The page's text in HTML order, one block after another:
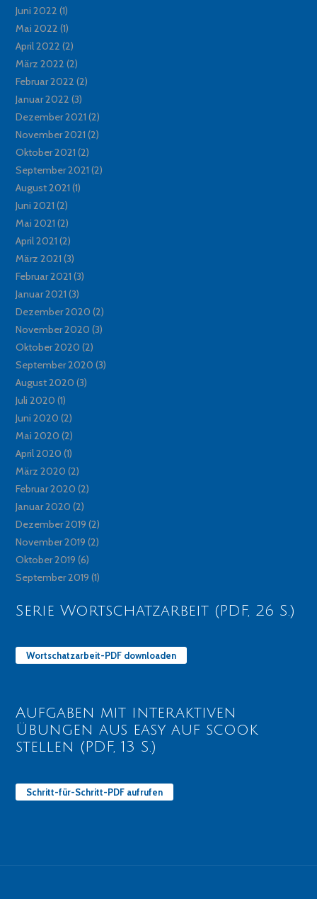
Juni 2022 (1)
Mai 2022 (1)
April 2022 (2)
März 2022 (2)
Februar 2022 (2)
Januar 2022 (3)
Dezember 2021 (2)
November 2021 (2)
Oktober 2021 (2)
September 2021 (2)
August 2021 (1)
Juni 2021 (2)
Mai 2021 (2)
April 2021 (2)
März 2021 (3)
Februar 2021 (3)
Januar 2021 (3)
Dezember 2020 (2)
November 2020 (3)
Oktober 2020 (2)
September 2020 (3)
August 2020 (3)
Juli 2020 (1)
Juni 2020 (2)
Mai 2020 (2)
April 2020 (1)
März 2020 (2)
Februar 2020 (2)
Januar 2020 (2)
Dezember 2019 (2)
November 2019 (2)
Oktober 2019 (6)
September 2019 (1)
Serie Wortschatzarbeit (PDF, 26 S.)
Wortschatzarbeit-PDF downloaden
Aufgaben mit interaktiven
Übungen aus easy auf scook
stellen (PDF, 13 S.)
Schritt-für-Schritt-PDF aufrufen